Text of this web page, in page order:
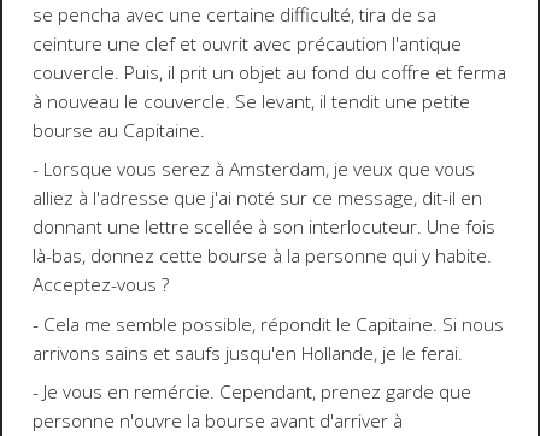
se pencha avec une certaine difficulté, tira de sa
ceinture une clef et ouvrit avec précaution l'antique
couvercle. Puis, il prit un objet au fond du coffre et ferma
à nouveau le couvercle. Se levant, il tendit une petite
bourse au Capitaine.
- Lorsque vous serez à Amsterdam, je veux que vous
alliez à l'adresse que j'ai noté sur ce message, dit-il en
donnant une lettre scellée à son interlocuteur. Une fois
là-bas, donnez cette bourse à la personne qui y habite.
Acceptez-vous ?
- Cela me semble possible, répondit le Capitaine. Si nous
arrivons sains et saufs jusqu'en Hollande, je le ferai.
- Je vous en remércie. Cependant, prenez garde que
personne n'ouvre la bourse avant d'arriver à